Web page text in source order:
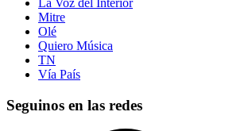
La Voz del Interior
Mitre
Olé
Quiero Música
TN
Vía País
Seguinos en las redes